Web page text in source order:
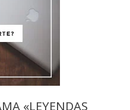
«LEYENDAS